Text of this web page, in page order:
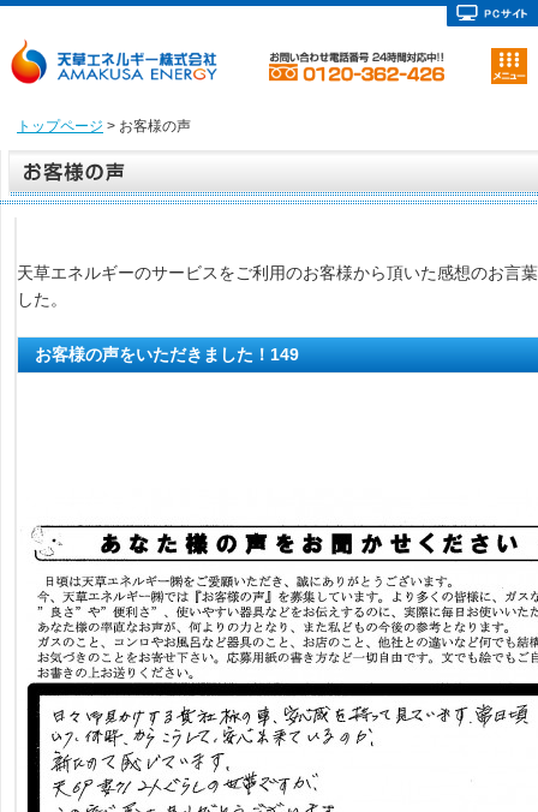
トップページ > お客様の声
天草エネルギーのサービスをご利用のお客様から頂いた感想のお言
した。
お客様の声をいただきました！149